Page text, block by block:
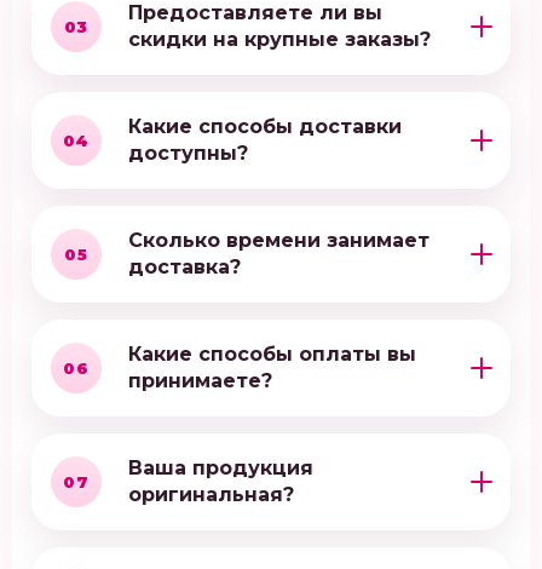
03
Предоставляете ли вы
скидки на крупные заказы?
04
Какие способы доставки
доступны?
05
Сколько времени занимает
доставка?
06
Какие способы оплаты вы
принимаете?
07
Ваша продукция
оригинальная?